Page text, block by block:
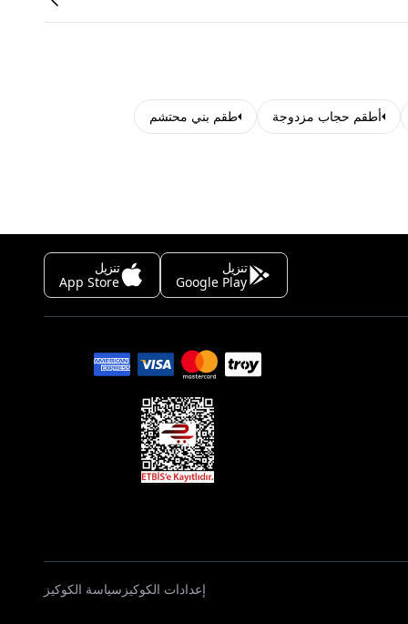
أطقم حجاب مزدوجة طقم بني محتشم
تنزيل
Google Play
تنزيل
App Store
إعدادات الكوكيز سياسة الكوكيز